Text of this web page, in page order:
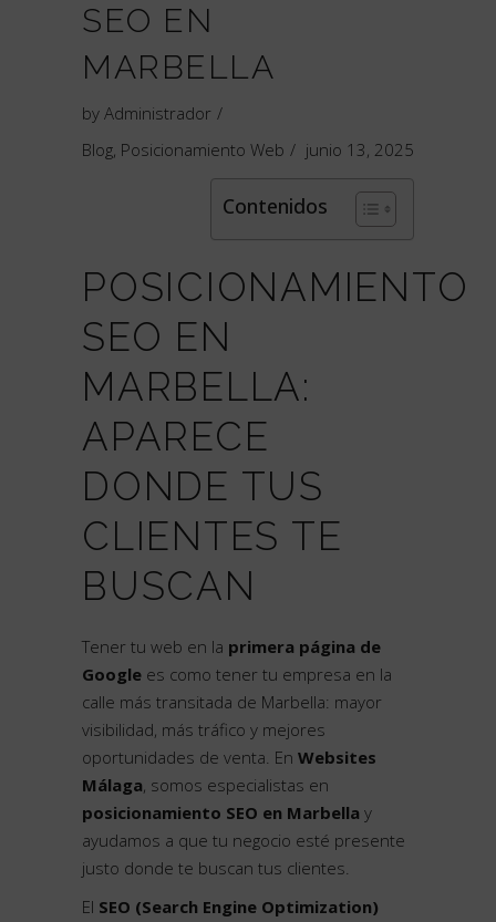
SEO EN
MARBELLA
by Administrador
Blog, Posicionamiento Web junio 13, 2025
Contenidos
POSICIONAMIENTO
SEO EN
MARBELLA:
APARECE
DONDE TUS
CLIENTES TE
BUSCAN
Tener tu web en la primera página de
Google es como tener tu empresa en la
calle más transitada de Marbella: mayor
visibilidad, más tráfico y mejores
oportunidades de venta. En Websites
Málaga, somos especialistas en
posicionamiento SEO en Marbella y
ayudamos a que tu negocio esté presente
justo donde te buscan tus clientes.
El SEO (Search Engine Optimization)